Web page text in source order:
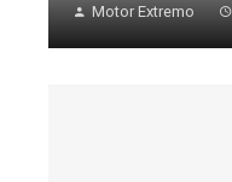
Motor Extremo